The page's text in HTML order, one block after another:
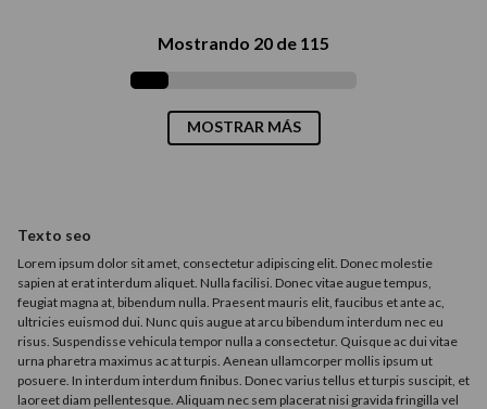
Mostrando 20 de 115
MOSTRAR MÁS
Texto seo
Lorem ipsum dolor sit amet, consectetur adipiscing elit. Donec molestie
sapien at erat interdum aliquet. Nulla facilisi. Donec vitae augue tempus,
feugiat magna at, bibendum nulla. Praesent mauris elit, faucibus et ante ac,
ultricies euismod dui. Nunc quis augue at arcu bibendum interdum nec eu
risus. Suspendisse vehicula tempor nulla a consectetur. Quisque ac dui vitae
urna pharetra maximus ac at turpis. Aenean ullamcorper mollis ipsum ut
posuere. In interdum interdum finibus. Donec varius tellus et turpis suscipit, et
laoreet diam pellentesque. Aliquam nec sem placerat nisi gravida fringilla vel